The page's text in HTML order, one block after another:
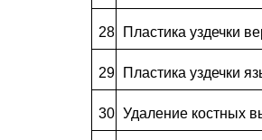
28 Пластика уздечки
29 Пластика уздечки
30 Удаление костных